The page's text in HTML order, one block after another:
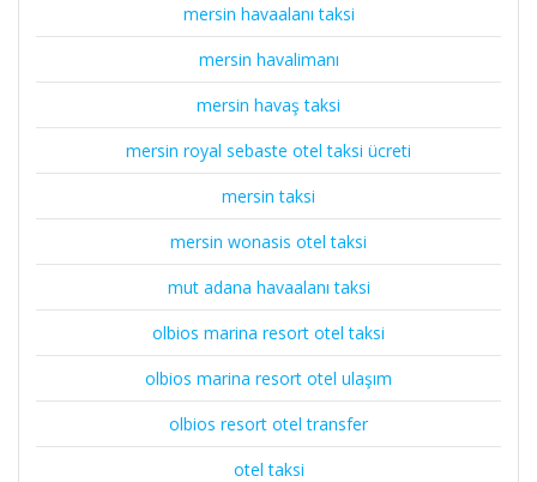
mersin havaalanı taksi
mersin havalimanı
mersin havaş taksi
mersin royal sebaste otel taksi ücreti
mersin taksi
mersin wonasis otel taksi
mut adana havaalanı taksi
olbios marina resort otel taksi
olbios marina resort otel ulaşım
olbios resort otel transfer
otel taksi